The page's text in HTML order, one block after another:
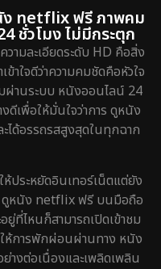
netflix ฟรี ภาพคม
ชั่วโมง ไม่มีกระตุก
ามละเอียดระดับ HD คือสิ่ง
ข้าใจดีว่าความคมชัดคือหัวใจ
านระบบ หนังออนไลน์ 24
ดีเพื่อให้มั่นใจว่าการ ดูหนัง
ได้อรรถรสสูงสุดในทุกฉาก
ประหยัดอินเทอร์เน็ตแต่ยัง
ดูหนัง netflix ฟรี บนมือถือ
ยู่ที่ไหนก็สามารถเปิดเข้าชม
ห้การพักผ่อนผ่านทาง หนัง
งต่อเนื่องและเพลิดเพลิน